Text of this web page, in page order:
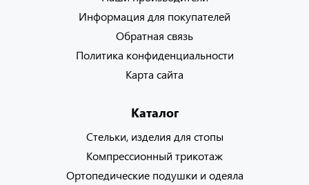
Информация для покупателей
Обратная связь
Политика конфиденциальности
Карта сайта
Каталог
Стельки, изделия для стопы
Компрессионный трикотаж
Ортопедические подушки и одеяла